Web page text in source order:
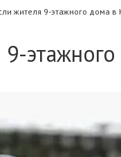
жителя 9-этажного дома в